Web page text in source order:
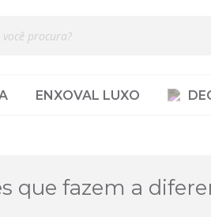
ENXOVAL LUXO
que fazem a